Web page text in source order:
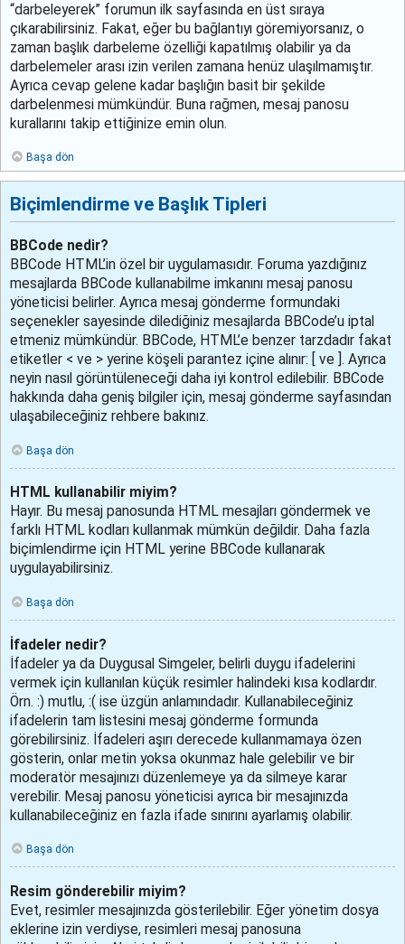
“darbeleyerek” forumun ilk sayfasında en üst sıraya
çıkarabilirsiniz. Fakat, eğer bu bağlantıyı göremiyorsanız, o
zaman başlık darbeleme özelliği kapatılmış olabilir ya da
darbelemeler arası izin verilen zamana henüz ulaşılmamıştır.
Ayrıca cevap gelene kadar başlığın basit bir şekilde
darbelenmesi mümkündür. Buna rağmen, mesaj panosu
kurallarını takip ettiğinize emin olun.
Başa dön
Biçimlendirme ve Başlık Tipleri
BBCode nedir?
BBCode HTML’in özel bir uygulamasıdır. Foruma yazdığınız
mesajlarda BBCode kullanabilme imkanını mesaj panosu
yöneticisi belirler. Ayrıca mesaj gönderme formundaki
seçenekler sayesinde dilediğiniz mesajlarda BBCode’u iptal
etmeniz mümkündür. BBCode, HTML’e benzer tarzdadır fakat
etiketler < ve > yerine köşeli parantez içine alınır: [ ve ]. Ayrıca
neyin nasıl görüntüleneceği daha iyi kontrol edilebilir. BBCode
hakkında daha geniş bilgiler için, mesaj gönderme sayfasından
ulaşabileceğiniz rehbere bakınız.
Başa dön
HTML kullanabilir miyim?
Hayır. Bu mesaj panosunda HTML mesajları göndermek ve
farklı HTML kodları kullanmak mümkün değildir. Daha fazla
biçimlendirme için HTML yerine BBCode kullanarak
uygulayabilirsiniz.
Başa dön
İfadeler nedir?
İfadeler ya da Duygusal Simgeler, belirli duygu ifadelerini
vermek için kullanılan küçük resimler halindeki kısa kodlardır.
Örn. :) mutlu, :( ise üzgün anlamındadır. Kullanabileceğiniz
ifadelerin tam listesini mesaj gönderme formunda
görebilirsiniz. İfadeleri aşırı derecede kullanmamaya özen
gösterin, onlar metin yoksa okunmaz hale gelebilir ve bir
moderatör mesajınızı düzenlemeye ya da silmeye karar
verebilir. Mesaj panosu yöneticisi ayrıca bir mesajınızda
kullanabileceğiniz en fazla ifade sınırını ayarlamış olabilir.
Başa dön
Resim gönderebilir miyim?
Evet, resimler mesajınızda gösterilebilir. Eğer yönetim dosya
eklerine izin verdiyse, resimleri mesaj panosuna